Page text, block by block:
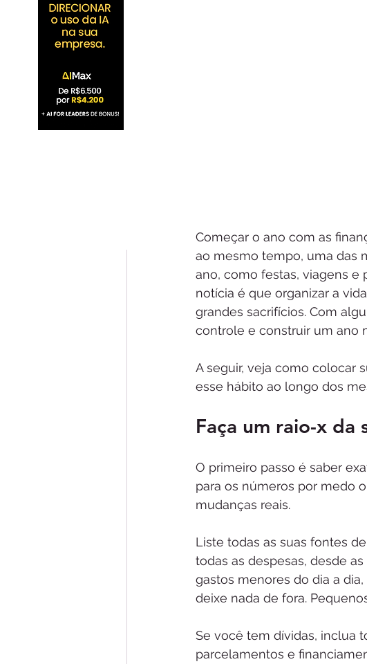
Começar o ano com as
ao mesmo tempo, uma das
ano, como festas, viagens e
notícia é que organizar a
grandes sacrifícios. Com
controle e construir um ano
A seguir, veja como colocar
esse hábito ao longo dos
Faça um raio-x da
O primeiro passo é saber
para os números por medo
mudanças reais.
Liste todas as suas fontes
todas as despesas, desde
gastos menores do dia a
deixe nada de fora.
Se você tem dívidas, inclua
parcelamentos e